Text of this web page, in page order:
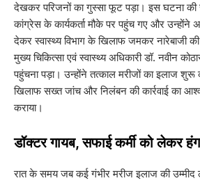
देखकर परिजनों का गुस्सा फूट पड़ा। इस घटना की
कांग्रेस के कार्यकर्ता मौके पर पहुंच गए और उन्होंने
देकर स्वास्थ्य विभाग के खिलाफ जमकर नारेबाजी
मुख्य चिकित्सा एवं स्वास्थ्य अधिकारी डॉ. नवीन
पहुंचना पड़ा। उन्होंने तत्काल मरीजों का इलाज शुरू
खिलाफ सख्त जांच और निलंबन की कार्रवाई का
कराया।
​डॉक्टर गायब, सफाई कर्मी को लेकर
​रात के समय जब कई गंभीर मरीज इलाज की उम्मीद